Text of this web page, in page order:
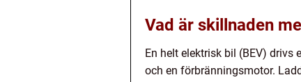
Vad är skillnaden
En helt elektrisk bil (BEV)
och en förbränningsmotor.